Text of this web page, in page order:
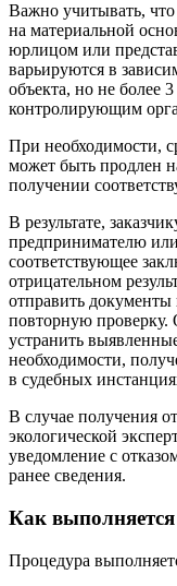
Важно учитывать,
на материальной
юрлицом или
варьируются в
объекта, но не более
контролирующим
При необходимости,
может быть продлен
получении
В результате,
предпринимателю
соответствующее
отрицательном
отправить
повторную проверку.
устранить
необходимости,
в судебных
В случае получения
экологической
уведомление с
ранее сведения.
Как
Процедура